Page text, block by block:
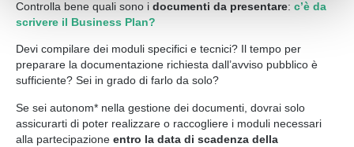
loro o che hanno raccolto dal suo utilizzo dei loro servizi.
Acconsente ai nostri cookie se continua a navigare sul
Controlla bene quali sono i documenti da presentare: c’è da
scrivere il Business Plan?
Devi compilare dei moduli specifici e tecnici? Il tempo per
preparare la documentazione richiesta dall’avviso pubblico è
sufficiente? Sei in grado di farlo da solo?
Se sei autonom* nella gestione dei documenti, dovrai solo
assicurarti di poter realizzare o raccogliere i moduli necessari
alla partecipazione entro la data di scadenza della